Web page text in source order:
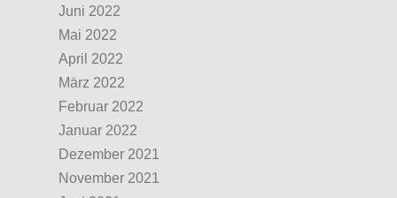
Juni 2022
Mai 2022
April 2022
März 2022
Februar 2022
Januar 2022
Dezember 2021
November 2021